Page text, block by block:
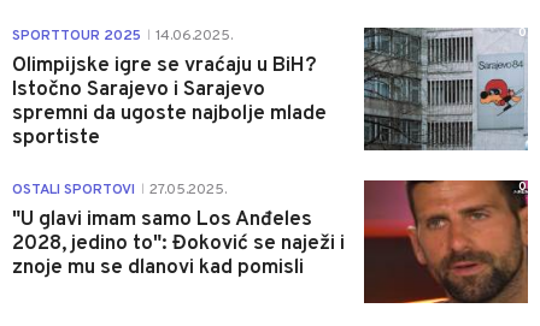
SPORTTOUR 2025 14.06.2025.
Olimpijske igre se vraćaju u BiH?
Istočno Sarajevo i Sarajevo
spremni da ugoste najbolje mlade
sportiste
0
OSTALI SPORTOVI 27.05.2025.
"U glavi imam samo Los Anđeles
2028, jedino to": Đoković se naježi i
znoje mu se dlanovi kad pomisli
0